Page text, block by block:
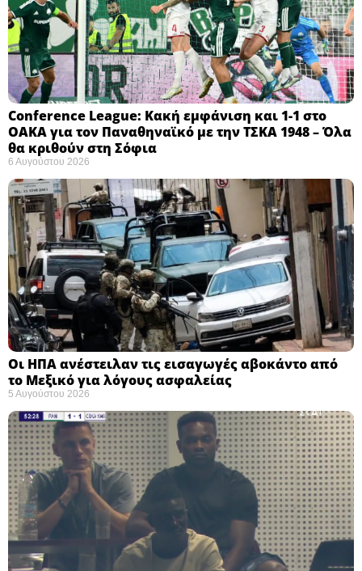
Conference League: Κακή εμφάνιση και 1-1 στο
ΟΑΚΑ για τον Παναθηναϊκό με την ΤΣΚΑ 1948 – Όλα
θα κριθούν στη Σόφια ​
6 Αυγούστου 2026
Οι ΗΠΑ ανέστειλαν τις εισαγωγές αβοκάντο από
το Μεξικό για λόγους ασφαλείας
5 Αυγούστου 2026